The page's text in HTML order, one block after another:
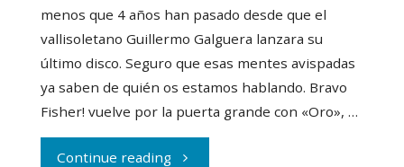
menos que 4 años han pasado desde que el
vallisoletano Guillermo Galguera lanzara su
último disco. Seguro que esas mentes avispadas
ya saben de quién os estamos hablando. Bravo
Fisher! vuelve por la puerta grande con «Oro», …
Continue reading"Bravo